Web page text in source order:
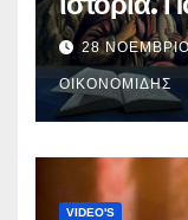
Χριστός;
28
ΟΙΚΟΝΟΜΊΔΗΣ
VIDEO'S